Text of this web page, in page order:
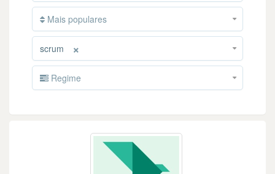
Mais populares
×
scrum
Regime